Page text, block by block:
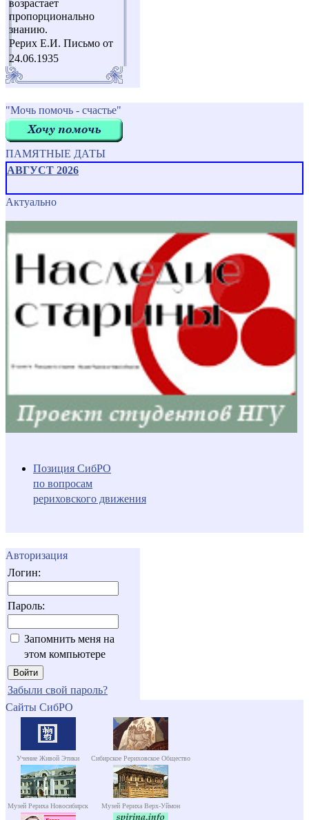
возрастает
пропорционально
знанию.
Рерих Е.И. Письмо от
24.06.1935
"Мочь помочь - счастье"
ПАМЯТНЫЕ ДАТЫ
АВГУСТ 2026
Актуально
Позиция СибРО
по вопросам
рериховского движения
Авторизация
Логин:
Пароль:
Запомнить меня на
этом компьютере
Забыли свой пароль?
Сайты СибРО
Учение Живой Этики Сибирское Рериховское Общество
Музей Рериха Новосибирск Музей Рериха Верх-Уймон